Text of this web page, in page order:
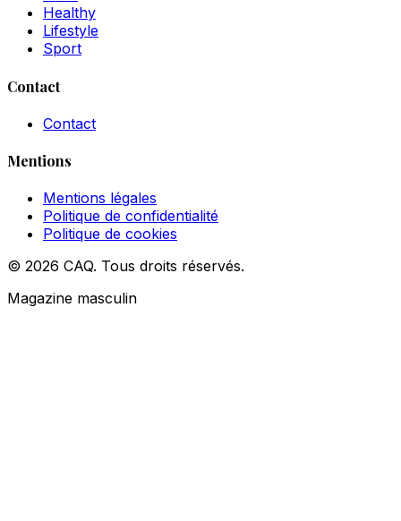
Healthy
Lifestyle
Sport
Contact
Contact
Mentions
Mentions légales
Politique de confidentialité
Politique de cookies
© 2026 CAQ. Tous droits réservés.
Magazine masculin